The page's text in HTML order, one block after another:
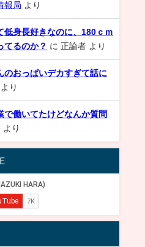
報局 より
低身長好きなのに、180ｃｍ
てるのか？ に 正論者 より
のおっぱいデカすぎて話に
より
で働いてたけどなんか質問
より